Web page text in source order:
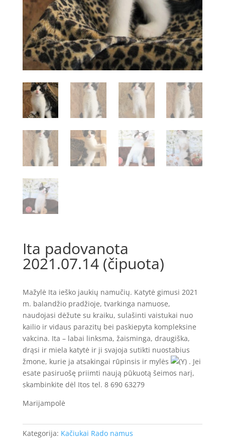
Ita padovanota
2021.07.14 (čipuota)
Mažylė Ita ieško jaukių namučių. Katytė gimusi 2021
m. balandžio pradžioje, tvarkinga namuose,
naudojasi dėžute su kraiku, sulašinti vaistukai nuo
kailio ir vidaus parazitų bei paskiepyta kompleksine
vakcina. Ita – labai linksma, žaisminga, draugiška,
drąsi ir miela katytė ir ji svajoja sutikti nuostabius
žmone, kurie ja atsakingai rūpinsis ir mylės
. Jei
esate pasiruošę priimti naują pūkuotą šeimos narį,
skambinkite dėl Itos tel. 8 690 63279
Marijampolė
Kategorija: Kačiukai Rado namus